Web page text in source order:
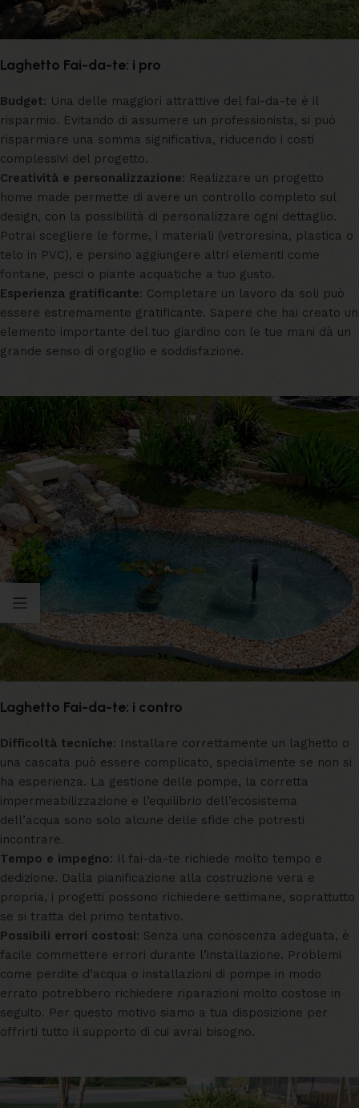
Laghetto Fai-da-te: i pro
Budget: Una delle maggiori attrattive del fai-da-te è il
risparmio. Evitando di assumere un professionista, si può
risparmiare una somma significativa, riducendo i costi
complessivi del progetto.
Creatività e personalizzazione: Realizzare un progetto
home made permette di avere un controllo completo sul
design, con la possibilità di personalizzare ogni dettaglio.
Potrai scegliere le forme, i materiali (vetroresina, plastica o
telo in PVC), e persino aggiungere altri elementi come
fontane, pesci o piante acquatiche a tuo gusto.
Esperienza gratificante: Completare un lavoro da soli può
essere estremamente gratificante. Sapere che hai creato un
elemento importante del tuo giardino con le tue mani dà un
grande senso di orgoglio e soddisfazione.
Laghetto Fai-da-te: i contro
Difficoltà tecniche: Installare correttamente un laghetto o
una cascata può essere complicato, specialmente se non si
ha esperienza. La gestione delle pompe, la corretta
impermeabilizzazione e l’equilibrio dell’ecosistema
dell’acqua sono solo alcune delle sfide che potresti
incontrare.
Tempo e impegno: Il fai-da-te richiede molto tempo e
dedizione. Dalla pianificazione alla costruzione vera e
propria, i progetti possono richiedere settimane, soprattutto
se si tratta del primo tentativo.
Possibili errori costosi: Senza una conoscenza adeguata, è
facile commettere errori durante l’installazione. Problemi
come perdite d’acqua o installazioni di pompe in modo
errato potrebbero richiedere riparazioni molto costose in
seguito. Per questo motivo siamo a tua disposizione per
offrirti tutto il supporto di cui avrai bisogno.